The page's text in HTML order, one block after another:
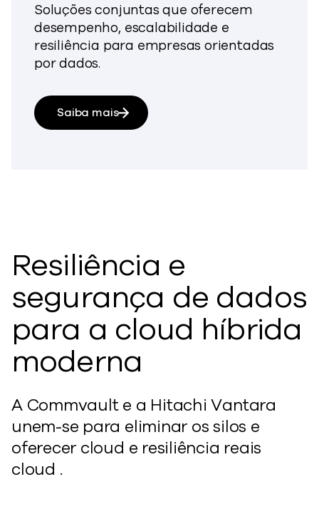
Soluções conjuntas que oferecem
desempenho, escalabilidade e
resiliência para empresas orientadas
por dados.
Saiba mais
Resiliência e
segurança de dados
para a cloud híbrida
moderna
A Commvault e a Hitachi Vantara
unem-se para eliminar os silos e
oferecer cloud e resiliência reais
cloud .